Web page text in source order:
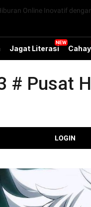
Jagat Literasi
# Pusat
LOGIN